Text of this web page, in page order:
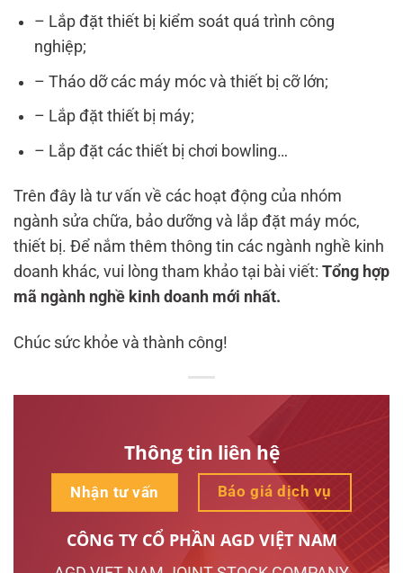
– Lắp đặt thiết bị kiểm soát quá trình công
nghiệp;
– Tháo dỡ các máy móc và thiết bị cỡ lớn;
– Lắp đặt thiết bị máy;
– Lắp đặt các thiết bị chơi bowling…
Trên đây là tư vấn về các hoạt động của nhóm
ngành sửa chữa, bảo dưỡng và lắp đặt máy móc,
thiết bị. Để nắm thêm thông tin các ngành nghề kinh
doanh khác, vui lòng tham khảo tại bài viết: Tổng hợp
mã ngành nghề kinh doanh mới nhất.
Chúc sức khỏe và thành công!
Thông tin liên hệ
Nhận tư vấn Báo giá dịch vụ
CÔNG TY CỔ PHẦN AGD VIỆT NAM